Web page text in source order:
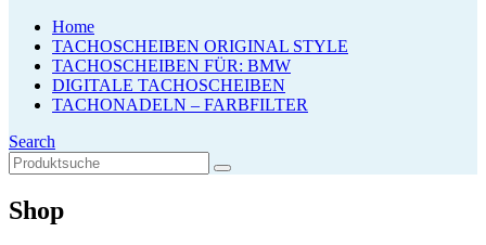
Home
TACHOSCHEIBEN ORIGINAL STYLE
TACHOSCHEIBEN FÜR: BMW
DIGITALE TACHOSCHEIBEN
TACHONADELN – FARBFILTER
Search
Shop